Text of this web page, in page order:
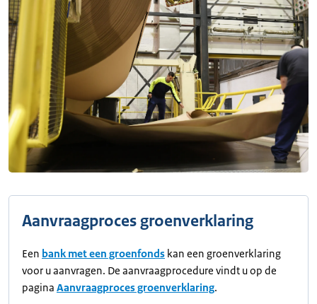
Aanvraagproces groenverklaring
Een bank met een groenfonds kan een groenverklaring
voor u aanvragen. De aanvraagprocedure vindt u op de
pagina Aanvraagproces groenverklaring.